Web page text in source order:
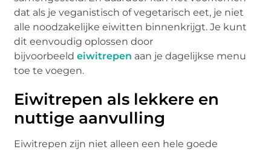
dat als je veganistisch of vegetarisch eet, je niet
alle noodzakelijke eiwitten binnenkrijgt. Je kunt
dit eenvoudig oplossen door
bijvoorbeeldeiwitrepen aan je dagelijkse menu
toe te voegen.
Eiwitrepen als lekkere en
nuttige aanvulling
Eiwitrepen zijn niet alleen een hele goede